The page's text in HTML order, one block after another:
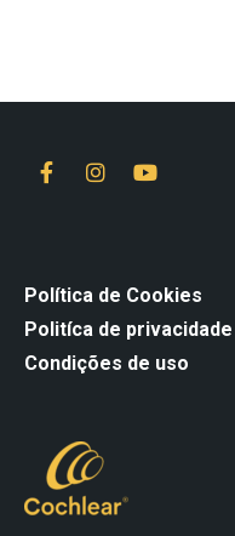
Política de Cookies
Politíca de privacidade
Condições de uso